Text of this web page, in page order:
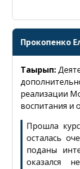
Прокопенко
Тақырып:
реализации
воспитания и
Прошла
осталась
поданы
оказался
Сұрақ